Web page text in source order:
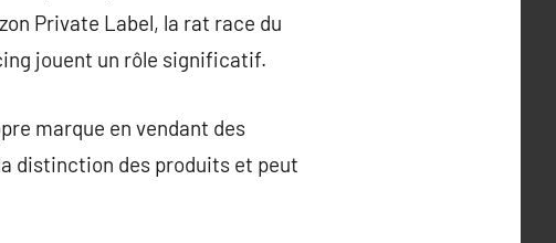
Private Label, la rat race du
jouent un rôle significatif.
marque en vendant des
distinction des produits et peut